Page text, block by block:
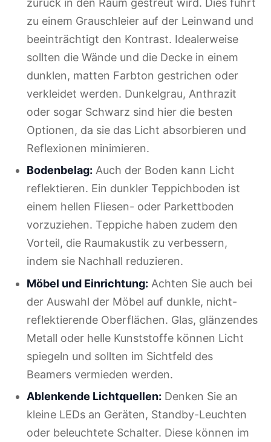
zurück in den Raum gestreut wird. Dies führt
zu einem Grauschleier auf der Leinwand und
beeinträchtigt den Kontrast. Idealerweise
sollten die Wände und die Decke in einem
dunklen, matten Farbton gestrichen oder
verkleidet werden. Dunkelgrau, Anthrazit
oder sogar Schwarz sind hier die besten
Optionen, da sie das Licht absorbieren und
Reflexionen minimieren.
Bodenbelag: Auch der Boden kann Licht
reflektieren. Ein dunkler Teppichboden ist
einem hellen Fliesen- oder Parkettboden
vorzuziehen. Teppiche haben zudem den
Vorteil, die Raumakustik zu verbessern,
indem sie Nachhall reduzieren.
Möbel und Einrichtung: Achten Sie auch bei
der Auswahl der Möbel auf dunkle, nicht-
reflektierende Oberflächen. Glas, glänzendes
Metall oder helle Kunststoffe können Licht
spiegeln und sollten im Sichtfeld des
Beamers vermieden werden.
Ablenkende Lichtquellen: Denken Sie an
kleine LEDs an Geräten, Standby-Leuchten
oder beleuchtete Schalter. Diese können im